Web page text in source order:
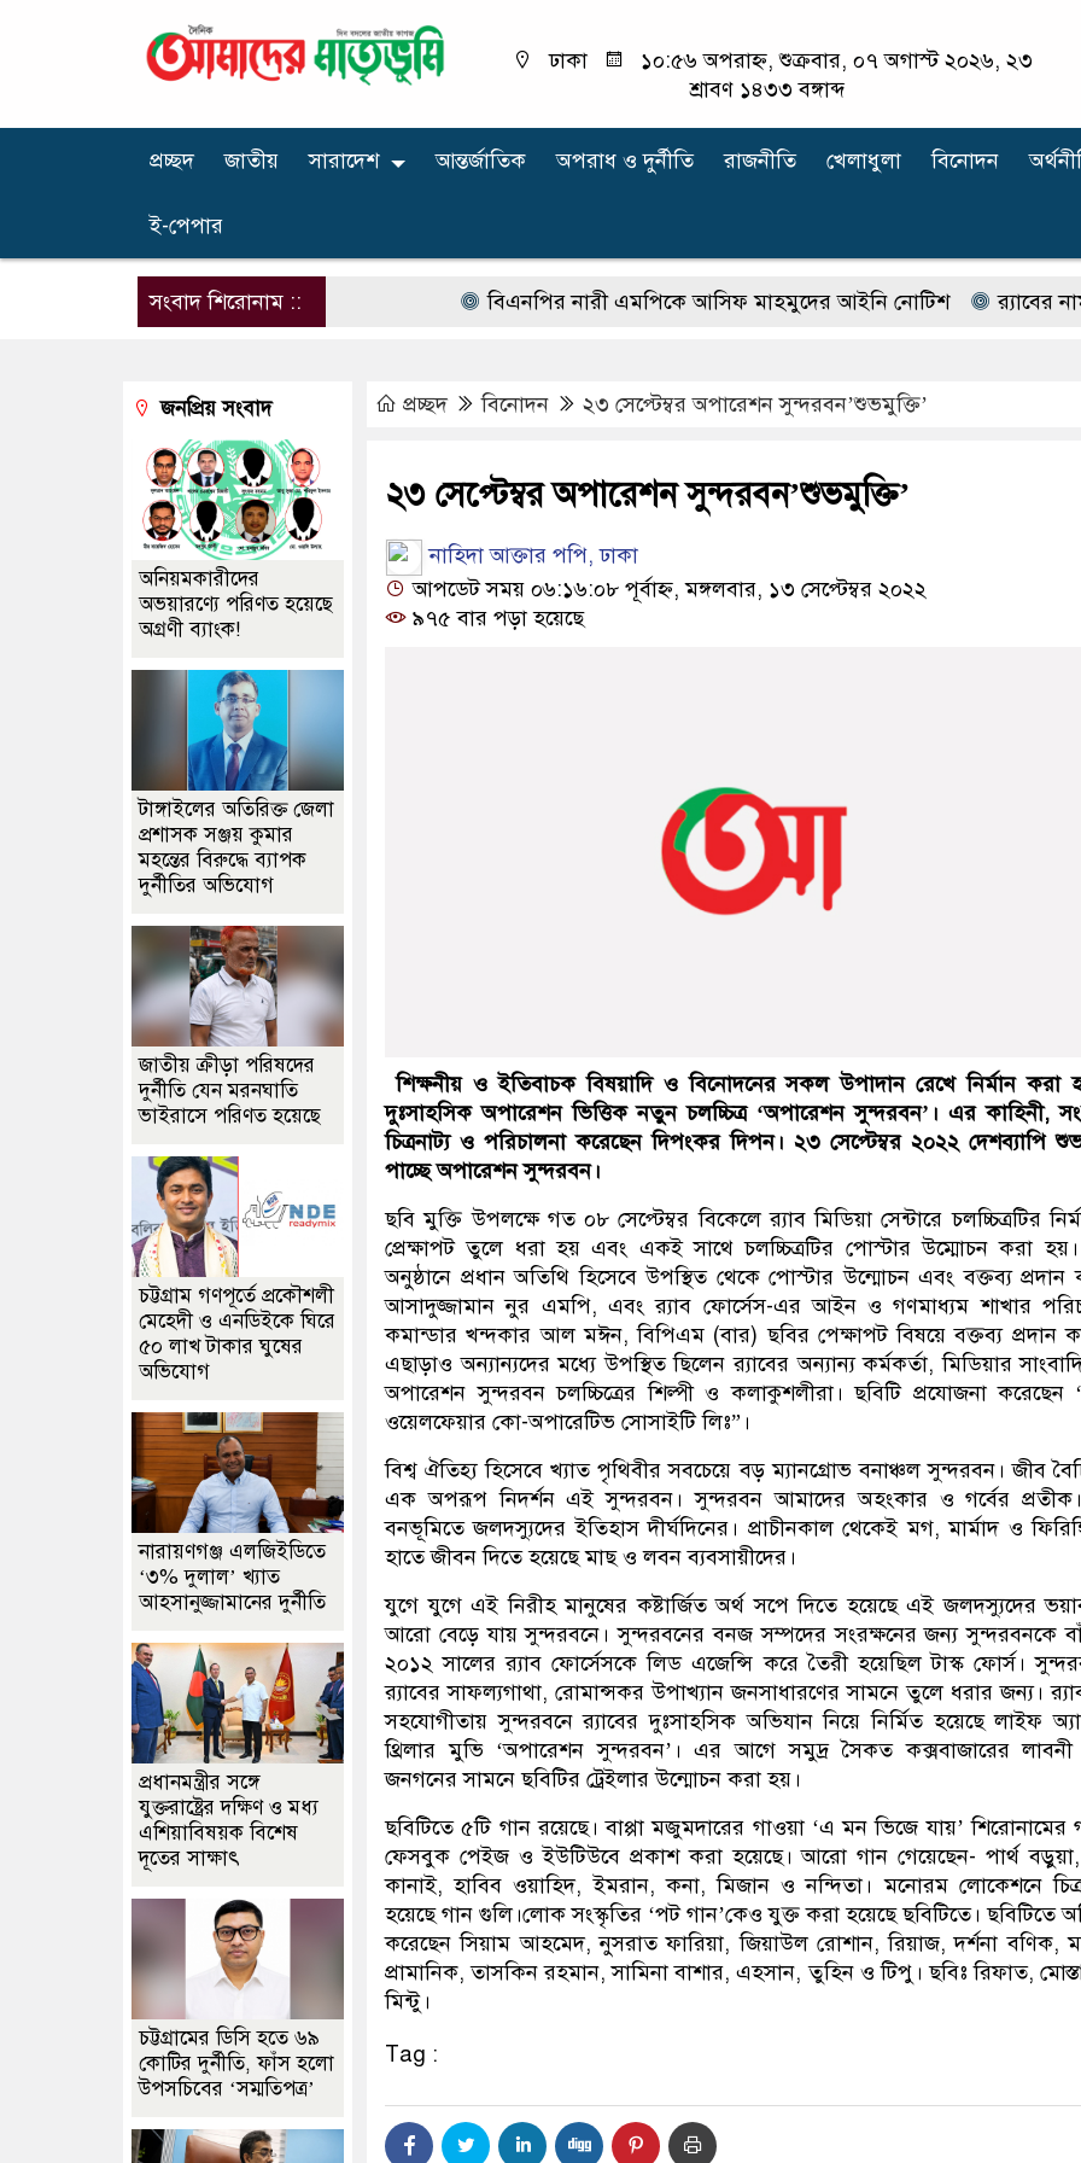
ঢাকা
১০:৫৬ অপরাহ্ন, শুক্রবার, ০৭ অগাস্ট ২০২৬, ২৩
শ্রাবণ ১৪৩৩ বঙ্গাব্দ
প্রচ্ছদ জাতীয় সারাদেশ আন্তর্জাতিক অপরাধ ‍ও দুর্নীতি রাজনীতি খেলাধুলা বিনোদন
ই-পেপার
সংবাদ শিরোনাম :: বিএনপির নারী এমপিকে আসিফ মাহমুদের আইনি নোটিশ র‍্যাবের নাম
প্রচ্ছদ বিনোদন ২৩ সেপ্টেম্বর অপারেশন সুন্দরবন’শুভমুক্তি’
২৩ সেপ্টেম্বর অপারেশন সুন্দরবন’শুভমুক্তি’
নাহিদা আক্তার পপি, ঢাকা
আপডেট সময় ০৬:১৬:০৮ পূর্বাহ্ন, মঙ্গলবার, ১৩ সেপ্টেম্বর ২০২২
৯৭৫ বার পড়া হয়েছে
শিক্ষনীয় ও ইতিবাচক বিষয়াদি ও বিনোদনের সকল উপাদান রেখে নির্মান করা
দুঃসাহসিক অপারেশন ভিত্তিক নতুন চলচ্চিত্র ‘অপারেশন সুন্দরবন’। এর কাহিনী,
চিত্রনাট্য ও পরিচালনা করেছেন দিপংকর দিপন। ২৩ সেপ্টেম্বর ২০২২ দেশব্যাপি
পাচ্ছে অপারেশন সুন্দরবন।
ছবি মুক্তি উপলক্ষে গত ০৮ সেপ্টেম্বর বিকেলে র‌্যাব মিডিয়া সেন্টারে চলচ্চিত্রটির
প্রেক্ষাপট তুলে ধরা হয় এবং একই সাথে চলচ্চিত্রটির পোস্টার উম্মোচন করা
অনুষ্ঠানে প্রধান অতিথি হিসেবে উপস্থিত থেকে পোস্টার উন্মোচন এবং বক্তব্য প্রদান
আসাদুজ্জামান নুর এমপি, এবং র‌্যাব ফোর্সেস-এর আইন ও গণমাধ্যম শাখার
কমান্ডার খন্দকার আল মঈন, বিপিএম (বার) ছবির পেক্ষাপট বিষয়ে বক্তব্য প্রদান
এছাড়াও অন্যান্যদের মধ্যে উপস্থিত ছিলেন র‌্যাবের অন্যান্য কর্মকর্তা, মিডিয়ার
অপারেশন সুন্দরবন চলচ্চিত্রের শিল্পী ও কলাকুশলীরা। ছবিটি প্রযোজনা করেছেন
ওয়েলফেয়ার কো-অপারেটিভ সোসাইটি লিঃ”।
বিশ্ব ঐতিহ্য হিসেবে খ্যাত পৃথিবীর সবচেয়ে বড় ম্যানগ্রোভ বনাঞ্চল সুন্দরবন। জীব
এক অপরূপ নিদর্শন এই সুন্দরবন। সুন্দরবন আমাদের অহংকার ও গর্বের
বনভূমিতে জলদস্যুদের ইতিহাস দীর্ঘদিনের। প্রাচীনকাল থেকেই মগ, মার্মাদ ও
হাতে জীবন দিতে হয়েছে মাছ ও লবন ব্যবসায়ীদের।
যুগে যুগে এই নিরীহ মানুষের কষ্টার্জিত অর্থ সপে দিতে হয়েছে এই জলদস্যুদের
আরো বেড়ে যায় সুন্দরবনে। সুন্দরবনের বনজ সম্পদের সংরক্ষনের জন্য সুন্দরবনকে
২০১২ সালের র‌্যাব ফোর্সেসকে লিড এজেন্সি করে তৈরী হয়েছিল টাস্ক ফোর্স।
র‌্যাবের সাফল্যগাথা, রোমান্সকর উপাখ্যান জনসাধারণের সামনে তুলে ধরার জন্য।
সহযোগীতায় সুন্দরবনে র‌্যাবের দুঃসাহসিক অভিযান নিয়ে নির্মিত হয়েছে লাইফ
থ্রিলার মুভি ‘অপারেশন সুন্দরবন’। এর আগে সমুদ্র সৈকত কক্সবাজারের লাবনী
জনগনের সামনে ছবিটির ট্রেইলার উন্মোচন করা হয়।
ছবিটিতে ৫টি গান রয়েছে। বাপ্পা মজুমদারের গাওয়া ‘এ মন ভিজে যায়’ শিরোনামের
ফেসবুক পেইজ ও ইউটিউবে প্রকাশ করা হয়েছে। আরো গান গেয়েছেন- পার্থ বড়ুয়া,
কানাই, হাবিব ওয়াহিদ, ইমরান, কনা, মিজান ও নন্দিতা। মনোরম লোকেশনে
হয়েছে গান গুলি।লোক সংস্কৃতির ‘পট গান’কেও যুক্ত করা হয়েছে ছবিটিতে। ছবিটিতে
করেছেন সিয়াম আহমেদ, নুসরাত ফারিয়া, জিয়াউল রোশান, রিয়াজ, দর্শনা বণিক,
প্রামানিক, তাসকিন রহমান, সামিনা বাশার, এহসান, তুহিন ও টিপু। ছবিঃ রিফাত,
মিন্টু।
Tag :
জনপ্রিয় সংবাদ
অনিয়মকারীদের
অভয়ারণ্যে পরিণত হয়েছে
অগ্রণী ব্যাংক!
টাঙ্গাইলের অতিরিক্ত জেলা
প্রশাসক সঞ্জয় কুমার
মহন্তের বিরুদ্ধে ব্যাপক
দুর্নীতির অভিযোগ
জাতীয় ক্রীড়া পরিষদের
দুর্নীতি যেন মরনঘাতি
ভাইরাসে পরিণত হয়েছে
চট্টগ্রাম গণপূর্তে প্রকৌশলী
মেহেদী ও এনডিইকে ঘিরে
৫০ লাখ টাকার ঘুষের
অভিযোগ
নারায়ণগঞ্জ এলজিইডিতে
‘৩% দুলাল’ খ্যাত
আহসানুজ্জামানের দুর্নীতি
প্রধানমন্ত্রীর সঙ্গে
যুক্তরাষ্ট্রের দক্ষিণ ও মধ্য
এশিয়াবিষয়ক বিশেষ
দূতের সাক্ষাৎ
চট্টগ্রামের ডিসি হতে ৬৯
কোটির দুর্নীতি, ফাঁস হলো
উপসচিবের ‘সম্মতিপত্র’